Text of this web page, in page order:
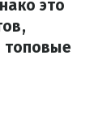
это
топовые